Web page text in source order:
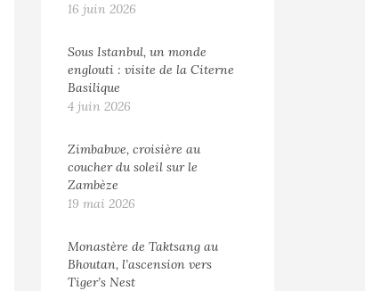
16 juin 2026
Sous Istanbul, un monde
englouti : visite de la Citerne
Basilique
4 juin 2026
Zimbabwe, croisière au
coucher du soleil sur le
Zambèze
19 mai 2026
Monastère de Taktsang au
Bhoutan, l’ascension vers
Tiger’s Nest